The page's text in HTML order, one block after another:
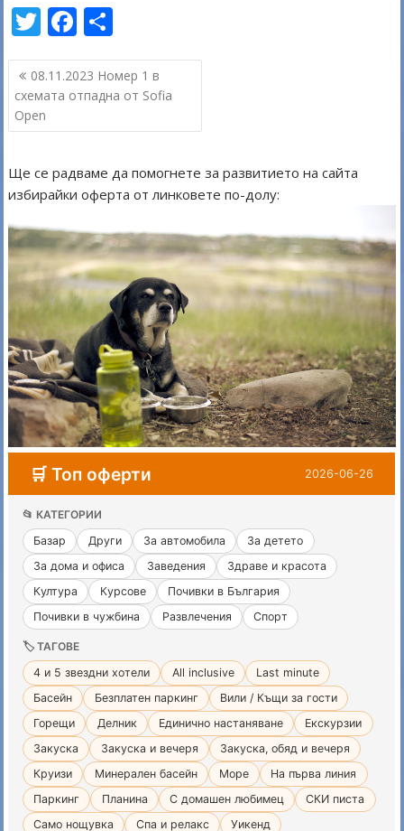
T
w
itt
er
F
ac
e
b
o
o
k
h
ar
e
Навигация
08.11.2023 Номер 1 в
схемата отпадна от Sofia
Open
Ще се радваме да помогнете за развитието на сайта
избирайки оферта от линковете по-долу: